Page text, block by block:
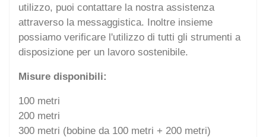
utilizzo, puoi contattare la nostra assistenza
attraverso la messaggistica. Inoltre insieme
possiamo verificare l'utilizzo di tutti gli strumenti a
disposizione per un lavoro sostenibile.
Misure disponibili:
100 metri
200 metri
300 metri (bobine da 100 metri + 200 metri)